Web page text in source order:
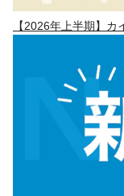
【2026年上半期】